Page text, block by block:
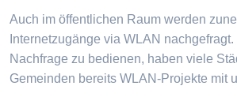
Auch im öffentlichen Raum werden
Internetzugänge via WLAN
Nachfrage zu bedienen, haben viele
Gemeinden bereits WLAN-Projekte mit